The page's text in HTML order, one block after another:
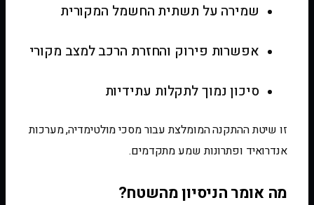
שמירה על תשתית החשמל המקורית
אפשרות פירוק והחזרת הרכב למצב מקורי
סיכון נמוך לתקלות עתידיות
זו שיטת ההתקנה המומלצת עבור מסכי מולטימדיה, מערכות
אנדרואיד ופתרונות שמע מתקדמים.
מה אומר הניסיון מהשטח?